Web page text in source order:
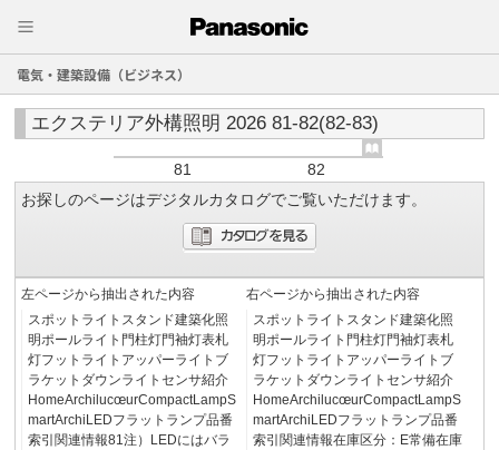
電気・建築設備（ビジネス）
エクステリア外構照明 2026 81-82(82-83)
81
82
お探しのページはデジタルカタログでご覧いただけます。
左ページから抽出された内容
スポットライトスタンド建築化照
明ポールライト門柱灯門袖灯表札
灯フットライトアッパーライトブ
ラケットダウンライトセンサ紹介
HomeArchilucœurCompactLampS
martArchiLEDフラットランプ品番
索引関連情報81注）LEDにはバラ
右ページから抽出された内容
スポットライトスタンド建築化照
明ポールライト門柱灯門袖灯表札
灯フットライトアッパーライトブ
ラケットダウンライトセンサ紹介
HomeArchilucœurCompactLampS
martArchiLEDフラットランプ品番
索引関連情報在庫区分：E常備在庫